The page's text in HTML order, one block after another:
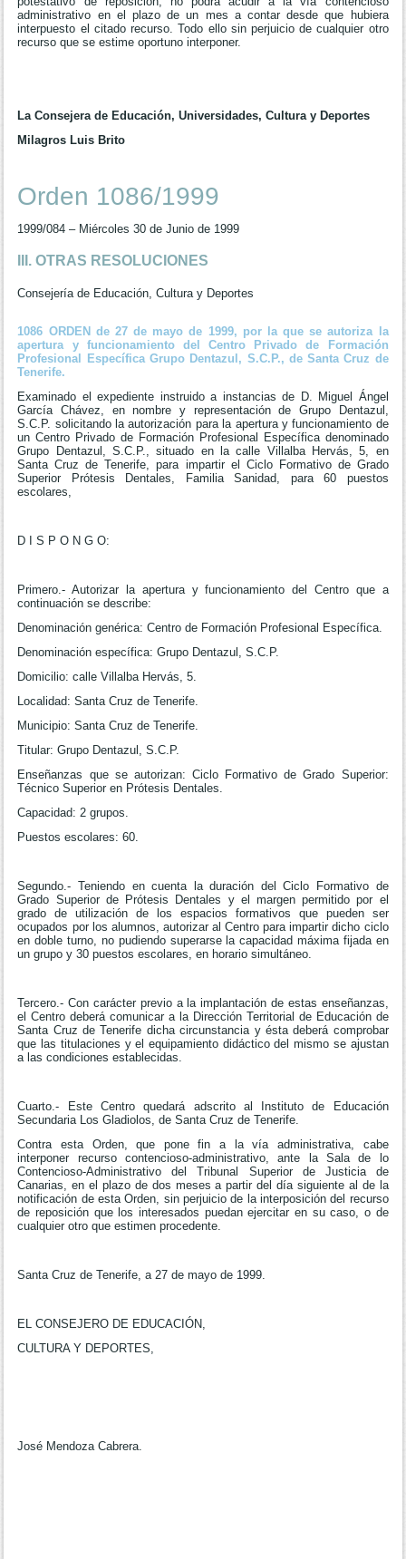
administrativo en el plazo de un mes a contar desde que hubiera
interpuesto el citado recurso. Todo ello sin perjuicio de cualquier otro
recurso que se estime oportuno interponer.
La Consejera de Educación, Universidades, Cultura y Deportes
Milagros Luis Brito
Orden 1086/1999
1999/084 – Miércoles 30 de Junio de 1999
III. OTRAS RESOLUCIONES
Consejería de Educación, Cultura y Deportes
1086 ORDEN de 27 de mayo de 1999, por la que se autoriza la
apertura y funcionamiento del Centro Privado de Formación
Profesional Específica Grupo Dentazul, S.C.P., de Santa Cruz de
Tenerife.
Examinado el expediente instruido a instancias de D. Miguel Ángel
García Chávez, en nombre y representación de Grupo Dentazul,
S.C.P. solicitando la autorización para la apertura y funcionamiento de
un Centro Privado de Formación Profesional Específica denominado
Grupo Dentazul, S.C.P., situado en la calle Villalba Hervás, 5, en
Santa Cruz de Tenerife, para impartir el Ciclo Formativo de Grado
Superior Prótesis Dentales, Familia Sanidad, para 60 puestos
escolares,
D I S P O N G O:
Primero.- Autorizar la apertura y funcionamiento del Centro que a
continuación se describe:
Denominación genérica: Centro de Formación Profesional Específica.
Denominación específica: Grupo Dentazul, S.C.P.
Domicilio: calle Villalba Hervás, 5.
Localidad: Santa Cruz de Tenerife.
Municipio: Santa Cruz de Tenerife.
Titular: Grupo Dentazul, S.C.P.
Enseñanzas que se autorizan: Ciclo Formativo de Grado Superior:
Técnico Superior en Prótesis Dentales.
Capacidad: 2 grupos.
Puestos escolares: 60.
Segundo.- Teniendo en cuenta la duración del Ciclo Formativo de
Grado Superior de Prótesis Dentales y el margen permitido por el
grado de utilización de los espacios formativos que pueden ser
ocupados por los alumnos, autorizar al Centro para impartir dicho ciclo
en doble turno, no pudiendo superarse la capacidad máxima fijada en
un grupo y 30 puestos escolares, en horario simultáneo.
Tercero.- Con carácter previo a la implantación de estas enseñanzas,
el Centro deberá comunicar a la Dirección Territorial de Educación de
Santa Cruz de Tenerife dicha circunstancia y ésta deberá comprobar
que las titulaciones y el equipamiento didáctico del mismo se ajustan
a las condiciones establecidas.
Cuarto.- Este Centro quedará adscrito al Instituto de Educación
Secundaria Los Gladiolos, de Santa Cruz de Tenerife.
Contra esta Orden, que pone fin a la vía administrativa, cabe
interponer recurso contencioso-administrativo, ante la Sala de lo
Contencioso-Administrativo del Tribunal Superior de Justicia de
Canarias, en el plazo de dos meses a partir del día siguiente al de la
notificación de esta Orden, sin perjuicio de la interposición del recurso
de reposición que los interesados puedan ejercitar en su caso, o de
cualquier otro que estimen procedente.
Santa Cruz de Tenerife, a 27 de mayo de 1999.
EL CONSEJERO DE EDUCACIÓN,
CULTURA Y DEPORTES,
José Mendoza Cabrera.